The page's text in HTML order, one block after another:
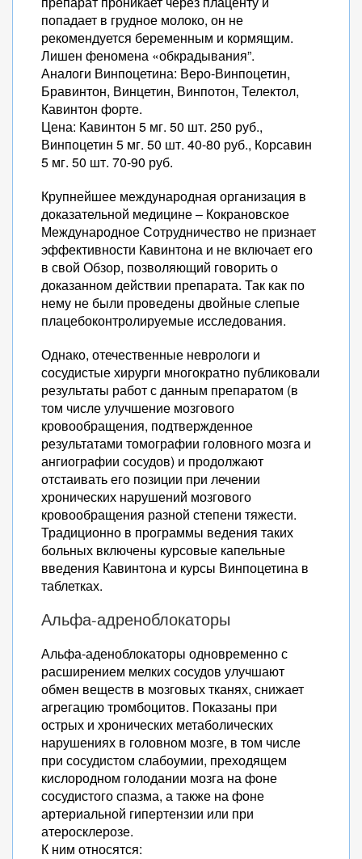
попадает в грудное молоко, он не
рекомендуется беременным и кормящим.
Лишен феномена «обкрадывания”.
Аналоги Винпоцетина: Веро-Винпоцетин,
Бравинтон, Винцетин, Винпотон, Телектол,
Кавинтон форте.
Цена: Кавинтон 5 мг. 50 шт. 250 руб.,
Винпоцетин 5 мг. 50 шт. 40-80 руб., Корсавин
5 мг. 50 шт. 70-90 руб.
Крупнейшее международная организация в
доказательной медицине – Кокрановское
Международное Сотрудничество не признает
эффективности Кавинтона и не включает его
в свой Обзор, позволяющий говорить о
доказанном действии препарата. Так как по
нему не были проведены двойные слепые
плацебоконтролируемые исследования.
Однако, отечественные неврологи и
сосудистые хирурги многократно публиковали
результаты работ с данным препаратом (в
том числе улучшение мозгового
кровообращения, подтвержденное
результатами томографии головного мозга и
ангиографии сосудов) и продолжают
отстаивать его позиции при лечении
хронических нарушений мозгового
кровообращения разной степени тяжести.
Традиционно в программы ведения таких
больных включены курсовые капельные
введения Кавинтона и курсы Винпоцетина в
таблетках.
Альфа-адреноблокаторы
Альфа-аденоблокаторы одновременно с
расширением мелких сосудов улучшают
обмен веществ в мозговых тканях, снижает
агрегацию тромбоцитов. Показаны при
острых и хронических метаболических
нарушениях в головном мозге, в том числе
при сосудистом слабоумии, преходящем
кислородном голодании мозга на фоне
сосудистого спазма, а также на фоне
артериальной гипертензии или при
атеросклерозе.
К ним относятся: